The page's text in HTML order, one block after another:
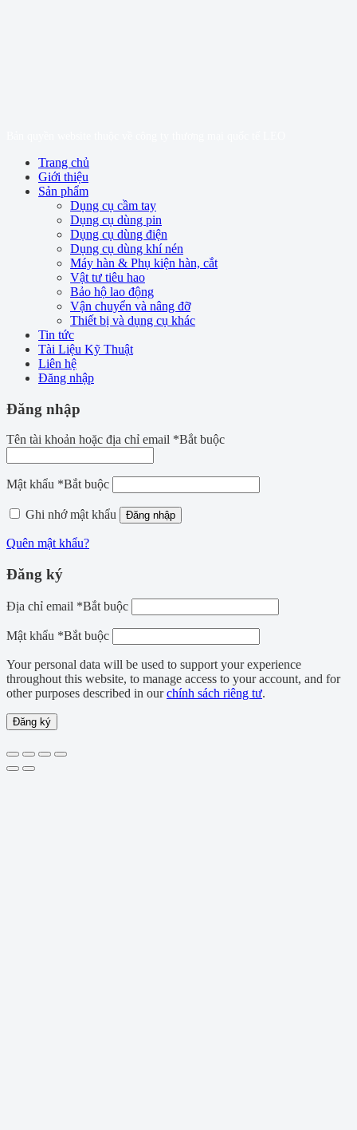
Trang chủ
Giới thiệu
Sản phẩm
Dụng cụ cầm tay
Dụng cụ dùng pin
Dụng cụ dùng điện
Dụng cụ dùng khí nén
Máy hàn & Phụ kiện hàn, cắt
Vật tư tiêu hao
Bảo hộ lao động
Vận chuyển và nâng đỡ
Thiết bị và dụng cụ khác
Tin tức
Tài Liệu Kỹ Thuật
Liên hệ
Đăng nhập
Đăng nhập
Tên tài khoản hoặc địa chỉ email *Bắt buộc
Mật khẩu *Bắt buộc
Ghi nhớ mật khẩu Đăng nhập
Quên mật khẩu?
Đăng ký
Địa chỉ email *Bắt buộc
Mật khẩu *Bắt buộc
Your personal data will be used to support your experience
throughout this website, to manage access to your account, and for
other purposes described in ourchính sách riêng tư.
Đăng ký